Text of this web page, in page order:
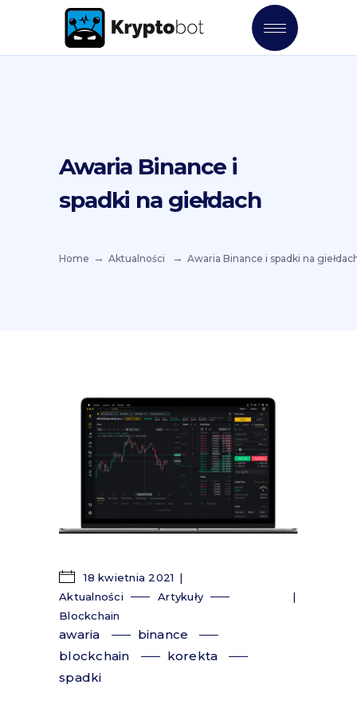
Awaria Binance i
spadki na giełdach
Home Aktualności Awaria Binance i spadki na
18 kwietnia 2021
Aktualności
Artykuły
Blockchain
awaria
binance
blockchain
korekta
spadki